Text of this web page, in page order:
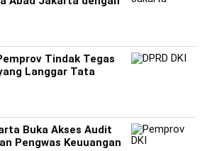
Tindak Tegas
Langgar Tata
Buka Akses Audit
Pengwas Keuuangan